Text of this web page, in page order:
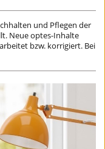
und Pflegen der
Neue optes-Inhalte
bzw. korrigiert. Bei